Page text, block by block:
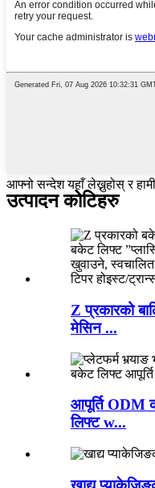
आफ्नो सन्देश यहाँ लेख्नुहोस् र
उत्पादन कोटिहरु
Z प्रकारको
मेसिन ...
आपूर्ति ODM
लिफ्ट w...